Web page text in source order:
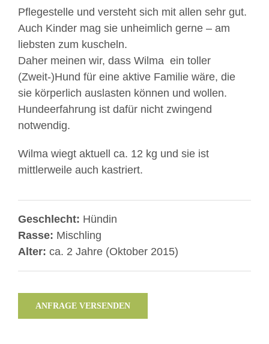
Pflegestelle und versteht sich mit allen sehr gut.
Auch Kinder mag sie unheimlich gerne – am
liebsten zum kuscheln.
Daher meinen wir, dass Wilma ein toller
(Zweit-)Hund für eine aktive Familie wäre, die
sie körperlich auslasten können und wollen.
Hundeerfahrung ist dafür nicht zwingend
notwendig.
Wilma wiegt aktuell ca. 12 kg und sie ist
mittlerweile auch kastriert.
Geschlecht: Hündin
Rasse: Mischling
Alter: ca. 2 Jahre (Oktober 2015)
ANFRAGE VERSENDEN